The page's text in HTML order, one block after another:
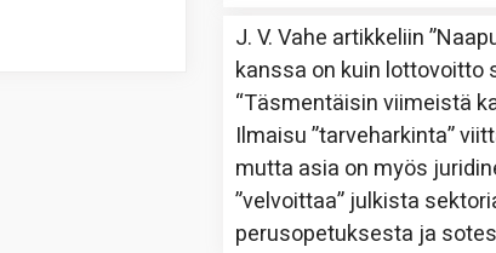
J. V. Vahe artikkeliin
kanssa on kuin lottovoitto
“Täsmentäisin viimeistä
Ilmaisu ”tarveharkinta”
mutta asia on myös
”velvoittaa” julkista
perusopetuksesta ja